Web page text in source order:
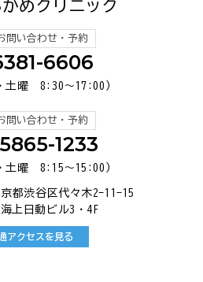
めクリニック
問い合わせ・予約
6606
土曜 8:30～17:00）
問い合わせ・予約
1233
土曜 8:15～15:00）
都渋谷区代々木2-11-15
上日動ビル3・4F
アクセスを見る